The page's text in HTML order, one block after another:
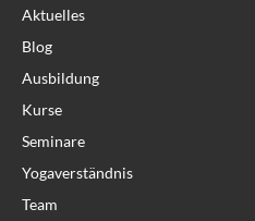
Aktuelles
Blog
Ausbildung
Kurse
Seminare
Yogaverständnis
Team